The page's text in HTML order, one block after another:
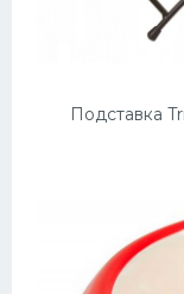
Подставка